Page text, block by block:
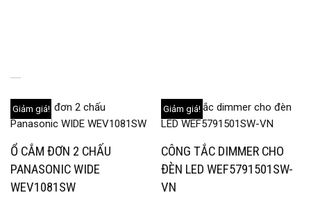
Giảm giá!
Ổ CẮM ĐƠN 2 CHẤU
PANASONIC WIDE
WEV1081SW
Giảm giá!
CÔNG TẮC DIMMER CHO
ĐÈN LED WEF5791501SW-
VN